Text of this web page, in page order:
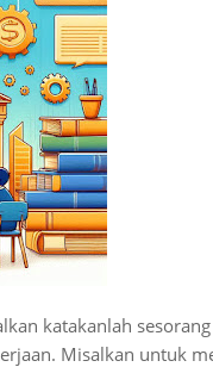
katakanlah
Misalkan untuk